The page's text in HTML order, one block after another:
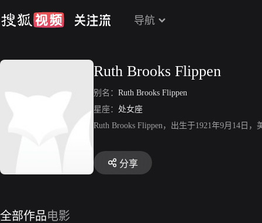
导航
Ruth Brooks Flippen
别名： Ruth Brooks Flippen
星座： 处女座
Ruth Brooks Flippen，出生于1921年9月14日
分享
全部作品电影